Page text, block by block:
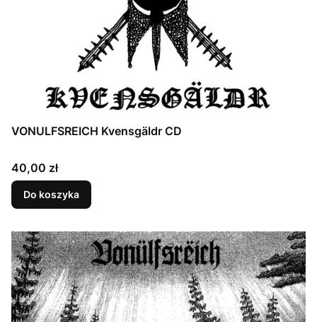
VONULFSREICH Kvensgäldr CD
Cena
40,00 zł
Do koszyka